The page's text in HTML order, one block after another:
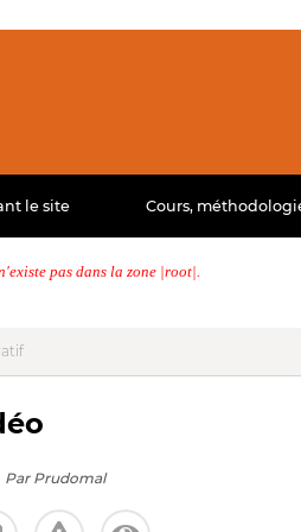
le site Cours,
pas dans la zone |root|.
Par Prudomal